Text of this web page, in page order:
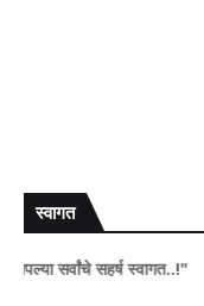
स्वागत
सहर्ष स्वागत..!"